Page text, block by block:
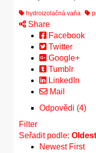
hydroizolačná vaňa
Share
Facebook
Twitter
Google+
Tumblr
LinkedIn
Mail
Odpovědi (4)
Filter
Seřadit podle:
Newest First